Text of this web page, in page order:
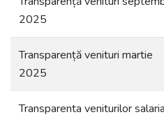
2025
Transparență venituri martie
2025
Transparenta veniturilor